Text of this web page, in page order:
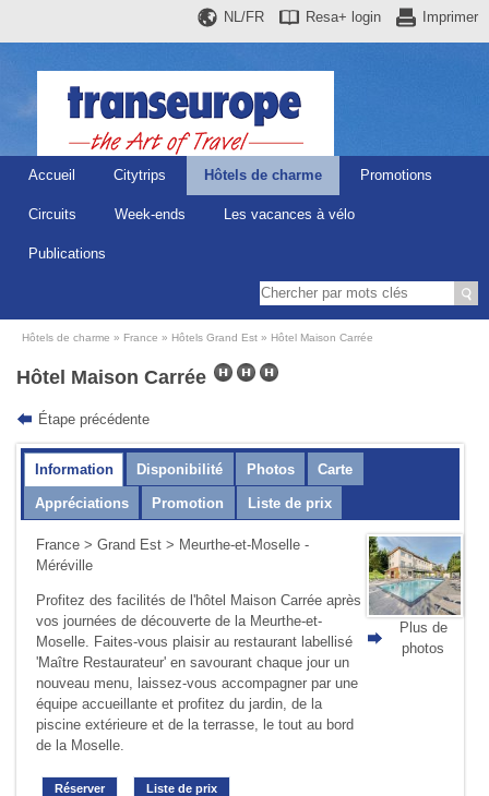
Imprimer
Resa+ login
NL/FR
Accueil Citytrips Hôtels de charme Promotions
Circuits Week-ends Les vacances à vélo
Publications
Hôtels de charme France Hôtels Grand Est Hôtel Maison Carrée
Hôtel Maison Carrée
Étape précédente
Information Disponibilité Photos Carte
Appréciations Promotion Liste de prix
France >Grand Est > Meurthe-et-Moselle -
Méréville
Profitez des facilités de l'hôtel Maison Carrée après
vos journées de découverte de la Meurthe-et-
Moselle. Faites-vous plaisir au restaurant labellisé
'Maître Restaurateur' en savourant chaque jour un
nouveau menu, laissez-vous accompagner par une
équipe accueillante et profitez du jardin, de la
piscine extérieure et de la terrasse, le tout au bord
de la Moselle.
Réserver Liste de prix
Plus de
photos